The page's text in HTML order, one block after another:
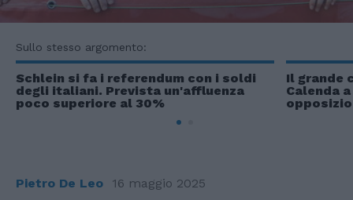
Sullo stesso argomento:
Schlein si fa i referendum con i soldi
degli italiani. Prevista un'affluenza
poco superiore al 30%
Il grande
Calenda
Pietro De Leo 16 maggio 2025